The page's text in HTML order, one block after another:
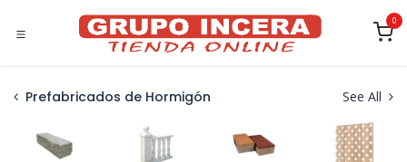
0
Prefabricados de Hormigón See All